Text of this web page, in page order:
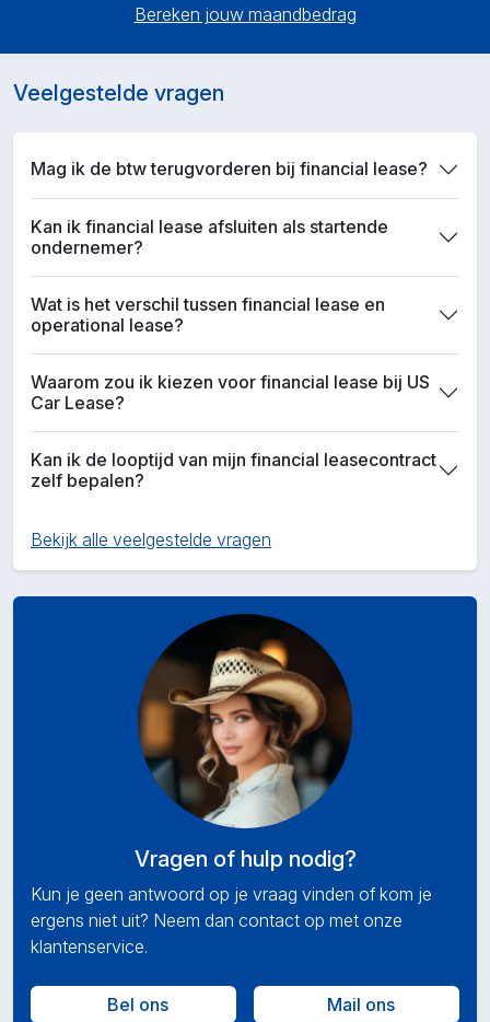
Bereken jouw maandbedrag
Veelgestelde vragen
Mag ik de btw terugvorderen bij financial lease?
Kan ik financial lease afsluiten als startende
ondernemer?
Wat is het verschil tussen financial lease en
operational lease?
Waarom zou ik kiezen voor financial lease bij US
Car Lease?
Kan ik de looptijd van mijn financial leasecontract
zelf bepalen?
Bekijk alle veelgestelde vragen
Vragen of hulp nodig?
Kun je geen antwoord op je vraag vinden of kom je
ergens niet uit? Neem dan contact op met onze
klantenservice.
Bel ons Mail ons